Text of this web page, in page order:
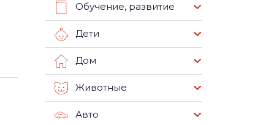
Обучение, развитие
Дети
Дом
Животные
Авто